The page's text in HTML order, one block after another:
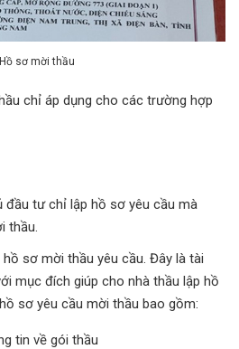
Hồ sơ mời thầu
chỉ áp dụng cho các trường hợp
đầu tư chỉ lập hồ sơ yêu cầu mà
thầu.
sơ mời thầu yêu cầu. Đây là tài
mục đích giúp cho nhà thầu lập hồ
sơ yêu cầu mời thầu bao gồm:
tin về gói thầu